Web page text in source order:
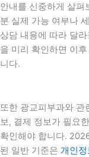
안내를 신중하게 살
분 실제 가능 여부나
상담 내용에 따라 달
을 미리 확인하면 이
니다.
또한 광교피부과와 관
보, 결제 정보가 필요
확인해야 합니다.
된 일반 기준은 개인